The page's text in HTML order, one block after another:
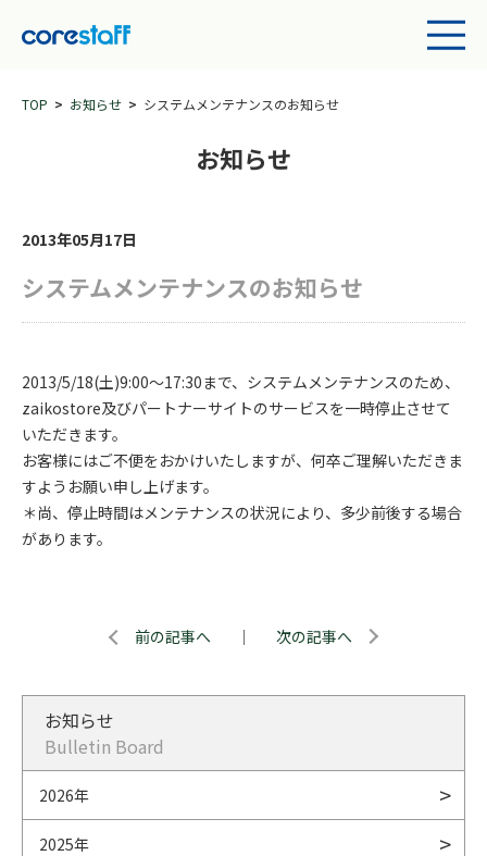
TOP お知らせ システムメンテナンスのお知らせ
お知らせ
2013年05月17日
システムメンテナンスのお知らせ
2013/5/18(土)9:00～17:30まで、システムメンテナンスのため、
zaikostore及びパートナーサイトのサービスを一時停止させて
いただきます。
お客様にはご不便をおかけいたしますが、何卒ご理解いただきま
すようお願い申し上げます。
＊尚、停止時間はメンテナンスの状況により、多少前後する場合
があります。
前の記事へ ｜ 次の記事へ
お知らせ
Bulletin Board
2026年
2025年